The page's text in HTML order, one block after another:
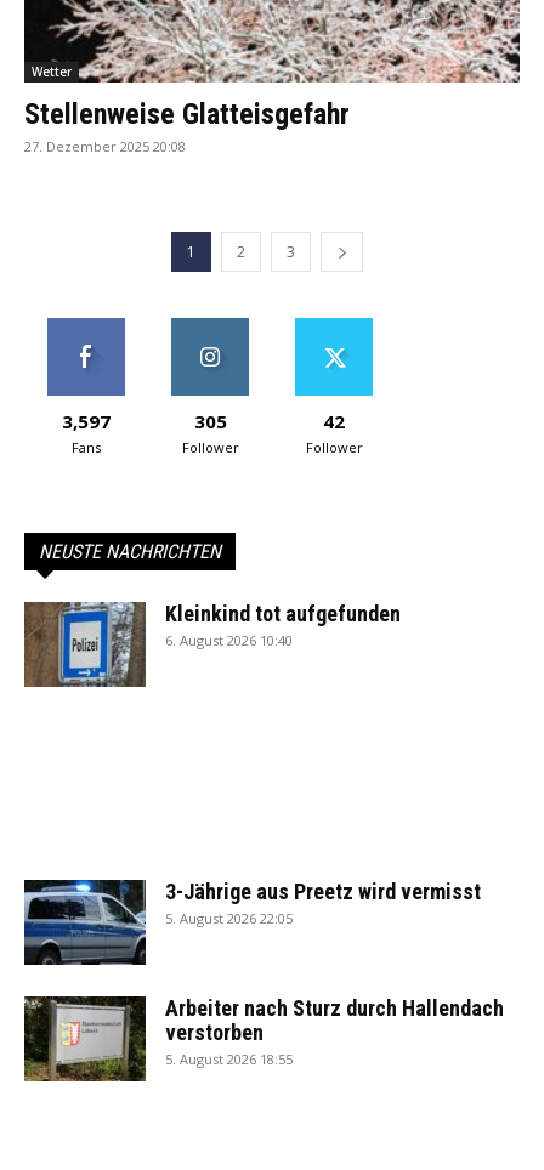
Wetter
Stellenweise Glatteisgefahr
27. Dezember 2025 20:08
1 2 3
3,597
Fans
305
Follower
42
Follower
NEUSTE NACHRICHTEN
Kleinkind tot aufgefunden
6. August 2026 10:40
3-Jährige aus Preetz wird vermisst
5. August 2026 22:05
Arbeiter nach Sturz durch Hallendach
verstorben
5. August 2026 18:55